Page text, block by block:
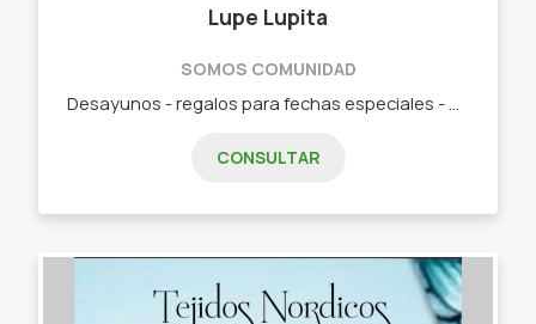
Lupe Lupita
SOMOS COMUNIDAD
CONSULTAR